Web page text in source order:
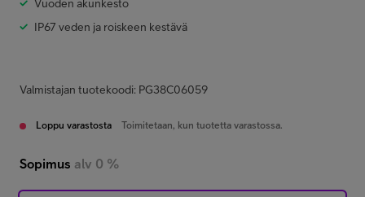
Vuoden akunkesto
IP67 veden ja roiskeen kestävä
Valmistajan tuotekoodi: PG38C06059
Loppu varastosta Toimitetaan, kun tuotetta varastossa.
Sopimus alv 0 %